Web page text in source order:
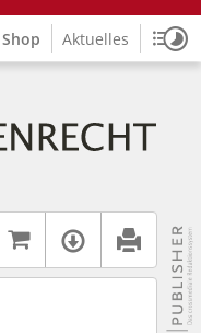
Shop Aktuelles
im
Auf wbv